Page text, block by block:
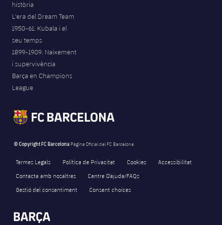
història
L'era del Dream Team
1950-61. Kubala i el
seu temps
1899-1909. Naixement
i supervivència
Barça en Champions
League
© Copyright FC Barcelona Pàgina Oficial del FC Barcelona
Termes Legals Política de Privacitat Cookies
Accessibilitat
Contacta amb nosaltres
Centre D’ajuda/FAQs
Gestió del consentiment
Consent choices